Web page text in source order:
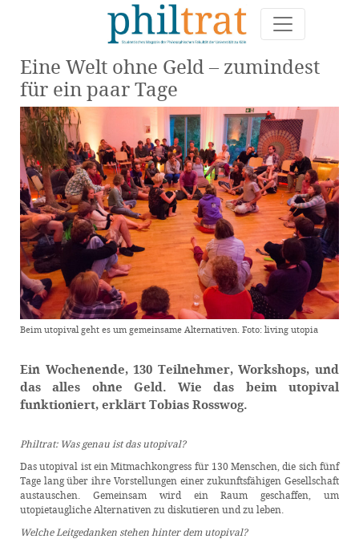
Eine Welt ohne Geld – zumindest
für ein paar Tage
Beim utopival geht es um gemeinsame Alternativen. Foto: living utopia
Ein Wochenende, 130 Teilnehmer, Workshops, und
das alles ohne Geld. Wie das beim utopival
funktioniert, erklärt Tobias Rosswog.
Philtrat: Was genau ist das utopival?
Das utopival ist ein Mitmachkongress für 130 Menschen, die sich fünf
Tage lang über ihre Vorstellungen einer zukunftsfähigen Gesellschaft
austauschen. Gemeinsam wird ein Raum geschaffen, um
utopietaugliche Alternativen zu diskutieren und zu leben.
Welche Leitgedanken stehen hinter dem utopival?